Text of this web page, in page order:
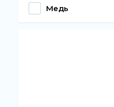
Медь